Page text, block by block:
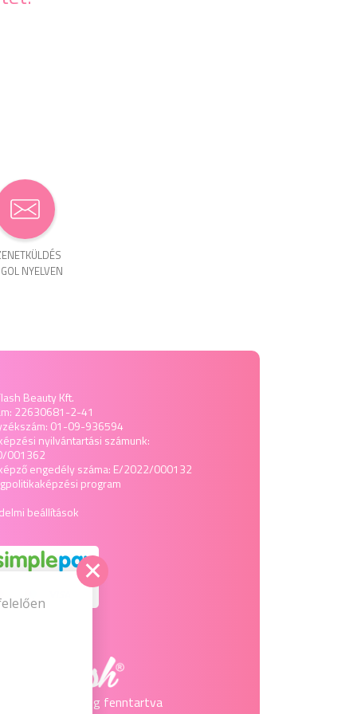
NYELVEN
Beauty Kft.
22630681-2-41
01-09-936594
nyilvántartási számunk:
001362
engedély száma: E/2022/000132
képzési program
beállítások
© Minden jog fenntartva